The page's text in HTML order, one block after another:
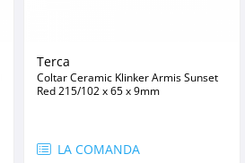
Terca
Coltar Ceramic Klinker Armis Sunset
Red 215/102 x 65 x 9mm
LA COMANDA